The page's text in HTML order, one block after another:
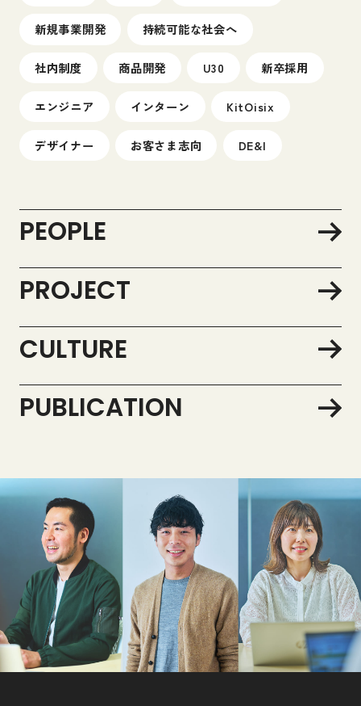
新規事業開発 持続可能な社会へ
社内制度 商品開発 U30 新卒採用
エンジニア インターン KitOisix
デザイナー お客さま志向 DE&I
PEOPLE
PROJECT
CULTURE
PUBLICATION